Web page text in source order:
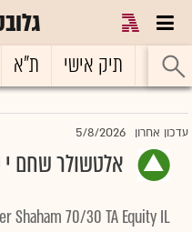
ראשי תיק אישי ת"א
עדכון אחרון 5/8/2026
אלטשולר שחם י 30/70 מניות ת"א
Shaham 70/30 TA Equity IL